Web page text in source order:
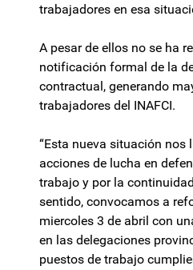
trabajadores en esa
A pesar de ellos no se ha
notificación formal de la
contractual, generando
trabajadores del INAFCI.
“Esta nueva situación nos
acciones de lucha en
trabajo y por la
sentido, convocamos a
miercoles 3 de abril con
en las delegaciones
puestos de trabajo